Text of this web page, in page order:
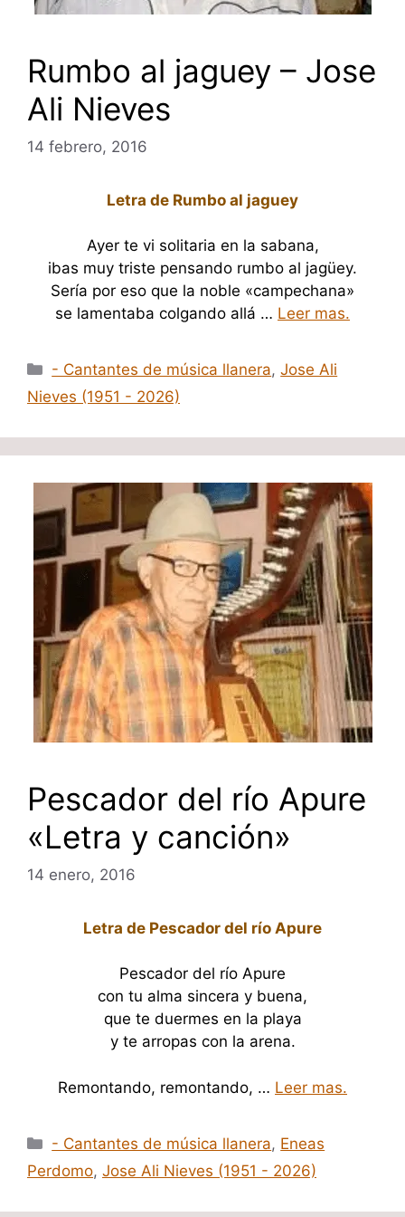
Rumbo al jaguey – Jose
Ali Nieves
14 febrero, 2016
Letra de Rumbo al jaguey
Ayer te vi solitaria en la sabana,
ibas muy triste pensando rumbo al jagüey.
Sería por eso que la noble «campechana»
se lamentaba colgando allá … Leer mas.
Categorías
- Cantantes de música llanera,Jose Ali
Nieves (1951 - 2026)
Pescador del río Apure
«Letra y canción»
14 enero, 2016
Letra de Pescador del río Apure
Pescador del río Apure
con tu alma sincera y buena,
que te duermes en la playa
y te arropas con la arena.
Remontando, remontando, … Leer mas.
Categorías
- Cantantes de música llanera, Eneas
Perdomo, Jose Ali Nieves (1951 - 2026)